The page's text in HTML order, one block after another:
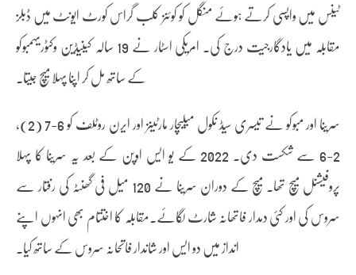
ٹینس میں واپسی کرتے ہوئے منگل کو کوئنز کلب گراس کورٹ ایونٹ میں ڈبلز
مقابلہ میں یادگارجیت درج کی۔ امریکی اسٹار نے 19 سالہ کینیڈین وکٹوریہمبوکو
کے ساتھ مل کر اپنا پہلا میچ جیتا۔
سرینا اور مبوکو نے تیسری سیڈ نکول میلیچار مارٹینز اور ایرن روٹلف کو 6-7 (2)،
2-6 سے شکست دی۔ 2022 کے یو ایس اوپن کے بعد یہ سرینا کا پہلا
پروفیشنل میچ تھا۔ میچ کے دوران سرینا نے 120 میل فی گھنٹہ کی رفتار سے
سروس کی اور کئی دمدار فاتھانہ شارٹ لگائے۔مقابلہ کا اختتام بھی انہوں اپنے
انداز میں دو ایس اور شاندار فاتحانہ سروس کے ساتھ کیا۔